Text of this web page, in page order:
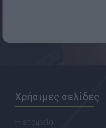
Χρήσιμες σελίδες
Η εταιρεία